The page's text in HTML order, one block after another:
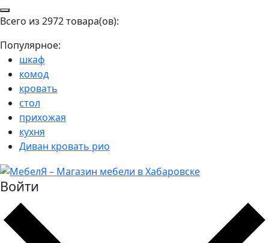
Всего из 2972 товара(ов):
Популярное:
шкаф
комод
кровать
стол
прихожая
кухня
Диван кровать рио
Войти